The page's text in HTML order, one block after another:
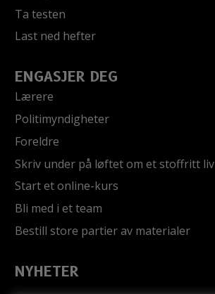
Ta testen
Last ned hefter
ENGASJER DEG
Lærere
Politimyndigheter
Foreldre
Skriv under på løftet om et stoffritt liv
Start et online-kurs
Bli med i et team
Bestill store partier av materialer
NYHETER